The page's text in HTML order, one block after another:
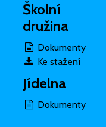
Školní
družina
Dokumenty
Ke stažení
Jídelna
Dokumenty